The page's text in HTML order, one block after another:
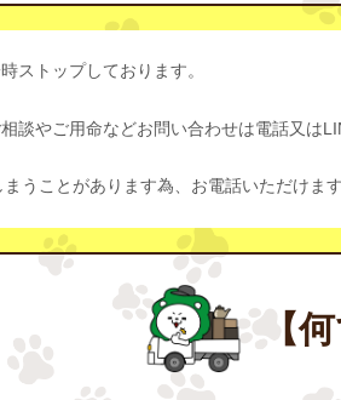
ストップしております。
談やご用命などお問い合わせは電話又は
うことがあります為、お電話いただけま
【